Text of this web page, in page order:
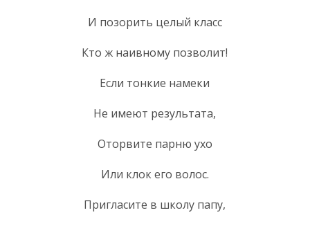
И позорить целый класс
Кто ж наивному позволит!
Если тонкие намеки
Не имеют результата,
Оторвите парню ухо
Или клок его волос.
Пригласите в школу папу,